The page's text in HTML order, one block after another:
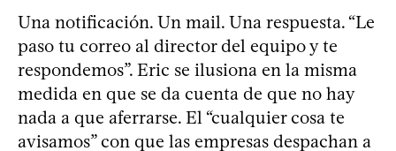
Una notificación. Un mail. Una respuesta. “Le
paso tu correo al director del equipo y te
respondemos”. Eric se ilusiona en la misma
medida en que se da cuenta de que no hay
nada a que aferrarse. El “cualquier cosa te
avisamos” con que las empresas despachan a